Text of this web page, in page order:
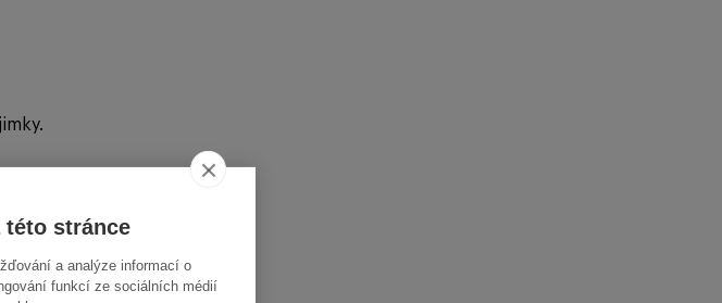
této stránce
a analýze informací o
funkcí ze sociálních médií